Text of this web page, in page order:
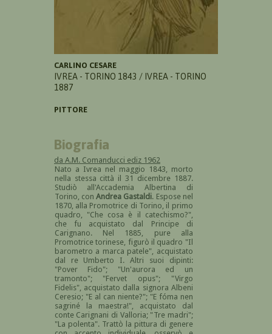
CARLINO CESARE
IVREA - TORINO 1843 / IVREA - TORINO
1887
PITTORE
Biografia
da A.M. Comanducci ediz 1962
Nato a Ivrea nel maggio 1843, morto
nella stessa città il 31 dicembre 1887.
Studiò all'Accademia Albertina di
Torino, conAndrea Gastaldi. Espose nel
1870, alla Promotrice di Torino, il primo
quadro, "Che cosa è il catechismo?",
che fu acquistato dal Principe di
Carignano. Nel 1885, pure alla
Promotrice torinese, figurò il quadro "Il
barometro a marca patele", acquistato
dal re Umberto I. Altri suoi dipinti:
"Pover Fido"; "Un'aurora ed un
tramonto"; "Fervet opus"; "Virgo
Fidelis", acquistato dalla signora Albeni
Ceresio; "E al can niente?"; "E fóma nen
sagriné la maestra!", acquistato dal
conte Carignani di Valloria; "Tre madri";
"La polenta". Trattò la pittura di genere